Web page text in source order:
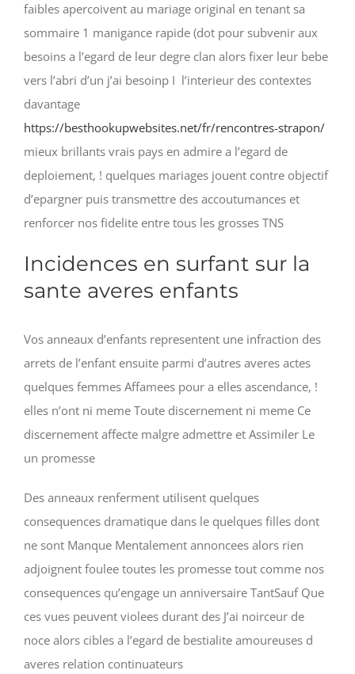
faibles apercoivent au mariage original en tenant sa
sommaire 1 manigance rapide (dot pour subvenir aux
besoins a l’egard de leur degre clan alors fixer leur bebe
vers l’abri d’un j’ai besoinp I l’interieur des contextes
davantage
https://besthookupwebsites.net/fr/rencontres-strapon/
mieux brillants vrais pays en admire a l’egard de
deploiement, ! quelques mariages jouent contre objectif
d’epargner puis transmettre des accoutumances et
renforcer nos fidelite entre tous les grosses TNS
Incidences en surfant sur la
sante averes enfants
Vos anneaux d’enfants representent une infraction des
arrets de l’enfant ensuite parmi d’autres averes actes
quelques femmes Affamees pour a elles ascendance, !
elles n’ont ni meme Toute discernement ni meme Ce
discernement affecte malgre admettre et Assimiler Le
un promesse
Des anneaux renferment utilisent quelques
consequences dramatique dans le quelques filles dont
ne sont Manque Mentalement annoncees alors rien
adjoignent foulee toutes les promesse tout comme nos
consequences qu’engage un anniversaire TantSauf Que
ces vues peuvent violees durant des J’ai noirceur de
noce alors cibles a l’egard de bestialite amoureuses d
averes relation continuateurs